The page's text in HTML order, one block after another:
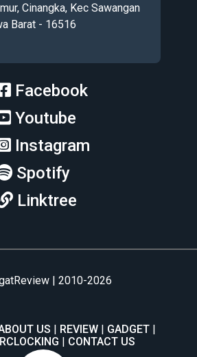
Cinangka, Kec Sawangan
Barat - 16516
Facebook
Youtube
Instagram
Spotify
Linktree
| 2010-2026
US REVIEW
GADGET
CONTACT US